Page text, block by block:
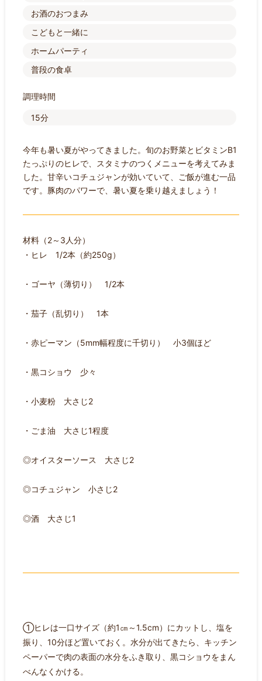
お酒のおつまみ
こどもと一緒に
ホームパーティ
普段の食卓
調理時間
15分
今年も暑い夏がやってきました。旬のお野菜とビタミンB1
たっぷりのヒレで、スタミナのつくメニューを考えてみま
した。甘辛いコチュジャンが効いていて、ご飯が進む一品
です。豚肉のパワーで、暑い夏を乗り越えましょう！
材料（2～3人分）
・ヒレ 1/2本（約250g）
・ゴーヤ（薄切り） 1/2本
・茄子（乱切り） 1本
・赤ピーマン（5mm幅程度に千切り） 小3個ほど
・黒コショウ 少々
・小麦粉 大さじ2
・ごま油 大さじ1程度
◎オイスターソース 大さじ2
◎コチュジャン 小さじ2
◎酒 大さじ1
①ヒレは一口サイズ（約1㎝～1.5cm）にカットし、塩を
振り、10分ほど置いておく。水分が出てきたら、キッチン
ペーパーで肉の表面の水分をふき取り、黒コショウをまん
べんなくかける。